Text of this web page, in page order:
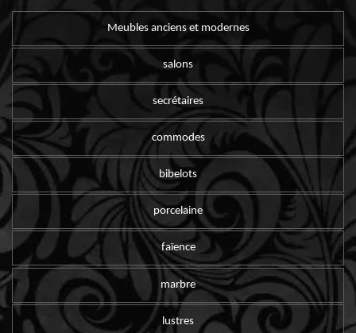
Meubles anciens et modernes
salons
secrétaires
commodes
bibelots
porcelaine
faïence
marbre
lustres